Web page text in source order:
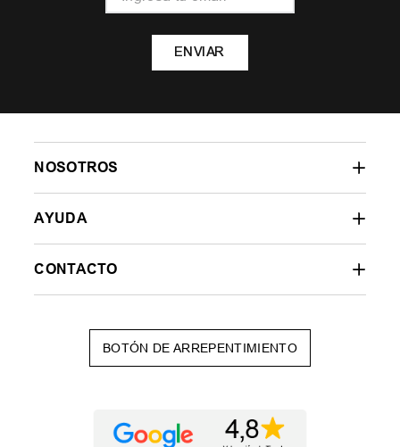
ENVIAR
NOSOTROS
AYUDA
CONTACTO
BOTÓN DE ARREPENTIMIENTO